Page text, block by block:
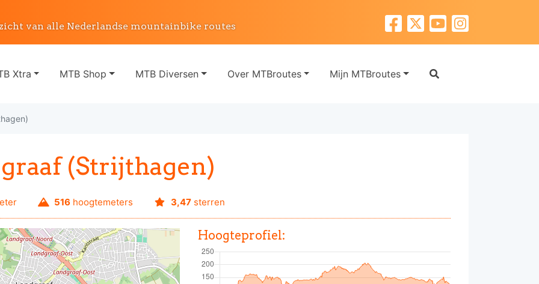
van alle Nederlandse mountainbike routes
Xtra MTB Shop MTB Diversen Over MTBroutes Mijn MTBroutes
(Strijthagen)
516 hoogtemeters 3,47 sterren
Hoogteprofiel: